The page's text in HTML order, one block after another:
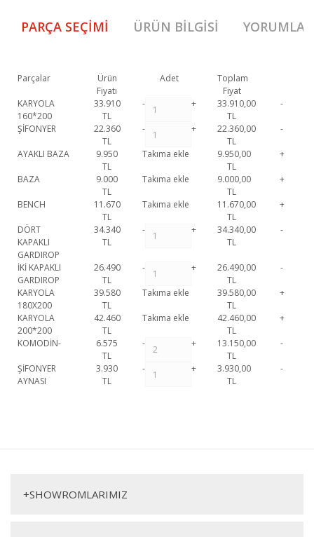
PARÇA SEÇIMI ÜRÜN BILGISI YORUMLAR
Parçalar
Ürün
Fiyatı
Adet
Toplam
Fiyat
KARYOLA
160*200
33.910
TL
- +
33.910,00
TL
-
ŞİFONYER
22.360
TL
- +
22.360,00
TL
-
AYAKLI BAZA
9.950
TL
Takıma ekle
9.950,00
TL
+
BAZA
9.000
TL
Takıma ekle
9.000,00
TL
+
BENCH
11.670
TL
Takıma ekle
11.670,00
TL
+
DÖRT
KAPAKLI
GARDIROP
34.340
TL
- +
34.340,00
TL
-
İKİ KAPAKLI
GARDIROP
26.490
TL
- +
26.490,00
TL
-
KARYOLA
180X200
39.580
TL
Takıma ekle
39.580,00
TL
+
KARYOLA
200*200
42.460
TL
Takıma ekle
42.460,00
TL
+
KOMODİN-
6.575
TL
- +
13.150,00
TL
-
ŞİFONYER
AYNASI
3.930
TL
- +
3.930,00
TL
-
Luna Yatak Odası Takımı
+SHOWROMLARIMIZ